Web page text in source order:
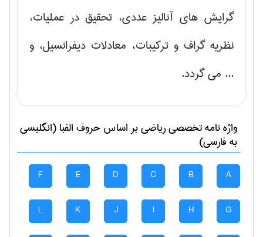
گرایش های آنالیز عددی، تحقیق در عملیات،
نظریه گراف و تركیبات، معادلات دیفرانسیل، و
... می گردد.
واژه نامه تخصصیرياضیبر اساس حروف الفبا (انگلیسی
به فارسی)
A
B
C
D
E
F
G
H
I
J
K
L